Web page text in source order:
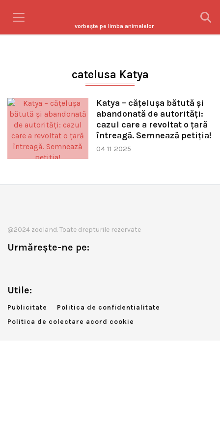
vorbeşte pe limba animalelor
catelusa Katya
Katya – cățelușa bătută și
abandonată de autorități:
cazul care a revoltat o țară
întreagă. Semnează petiția!
04 11 2025
@2024 zooland. Toate drepturile rezervate
Urmărește-ne pe:
Utile:
Publicitate
Politica de confidentialitate
Politica de colectare acord cookie